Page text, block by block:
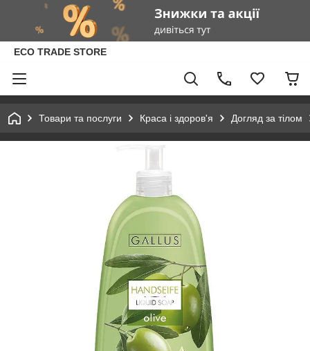
ECO TRADE STORE
Товари та послуги Краса і здоров'я Догляд за тілом